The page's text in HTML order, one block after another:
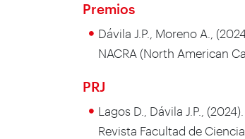
Premios
Dávila J.P., Moreno A.,
NACRA (North American
PRJ
Lagos D., Dávila J.P.,
Revista Facultad de